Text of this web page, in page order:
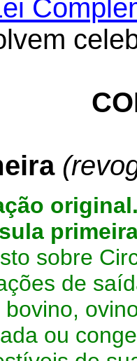
sobre
de
bovino,
ou